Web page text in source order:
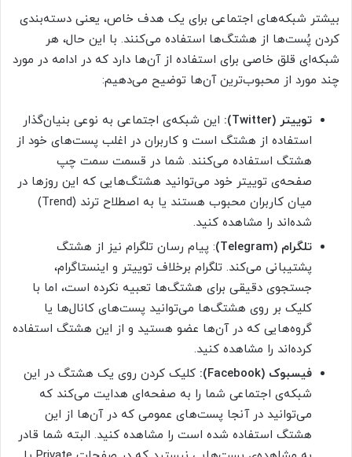
بیشتر شبکه‌های اجتماعی برای یک هدف خاص، یعنی دسته‌بندی
کردن پُست‌ها از هشتگ‌ها استفاده می‌کنند. با این حال، هر
شبکه‌ای قلق خاصی برای استفاده از آن‌ها دارد که در ادامه در مورد
چند مورد از محبو‌ب‌ترین آن‌ها توضیح می‌دهیم:
توییتر (Twitter):
این شبکه‌ی اجتماعی به نوعی بنیان‌گذار
استفاده از هشتگ است و کاربران در اغلب پست‌های خود از
هشتگ استفاده می‌کنند. شما در قسمت سمت چپ
صفحه‌ی توییتر خود می‌توانید هشتگ‌هایی که این روزها در
میان کاربران محبوب هستند یا به اصطلاح ترند (Trend)
شده‌اند را مشاهده کنید.
تلگرام (Telegram)
: پیام رسان تلگرام نیز از هشتگ
پشتیبانی می‌کند. تلگرام برخلاف توییتر و اینستاگرام،
جستجوی دقیقی برای هشتگ‌ها تعبیه نکرده است، اما با
کلیک بر روی هشتگ‌ها می‌توانید پست‌های کانال‌ها یا
گروه‌هایی که در آن‌ها عضو هستید و از این هشتگ استفاده
کرده‌اند را مشاهده کنید.
فیسبوک (Facebook):
کلیک کردن روی یک هشتگ در این
شبکه‌ی اجتماعی شما را به صفحه‌ای هدایت می‌کند که
می‌توانید در آنجا پست‌های عمومی که در آن‌ها از این
هشتگ استفاده شده است را مشاهده کنید. البته شما قادر